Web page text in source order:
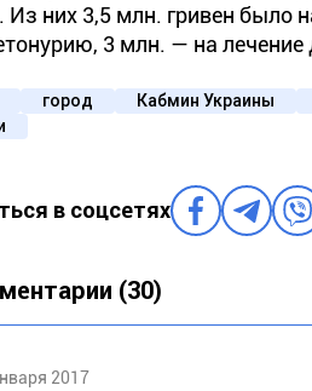
Из них 3,5 млн. гривен было
3 млн. — на лечение
город Кабмин Украины
в соцсетях
(30)
2017